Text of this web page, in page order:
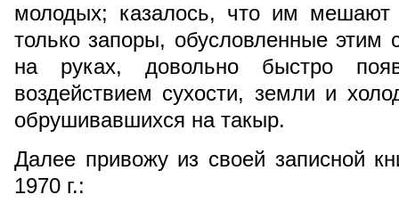
молодых; казалось, что им мешают
только запоры, обусловленные
на руках, довольно быстро
воздействием сухости, земли и
обрушивавшихся на такыр.
Далее привожу из своей записной
1970 г.: